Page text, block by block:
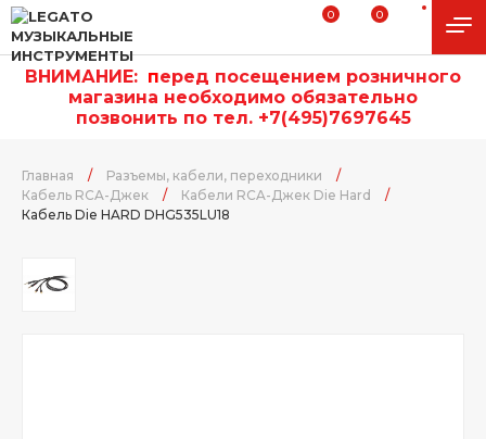
0 0
ВНИМАНИЕ: перед посещением розничного
магазина необходимо обязательно
позвонить по тел. +7(495)7697645
Главная / Разъемы, кабели, переходники
/
Кабель RCA-Джек
/ Кабели RCA-Джек Die Hard
/
Кабель Die HARD DHG535LU18